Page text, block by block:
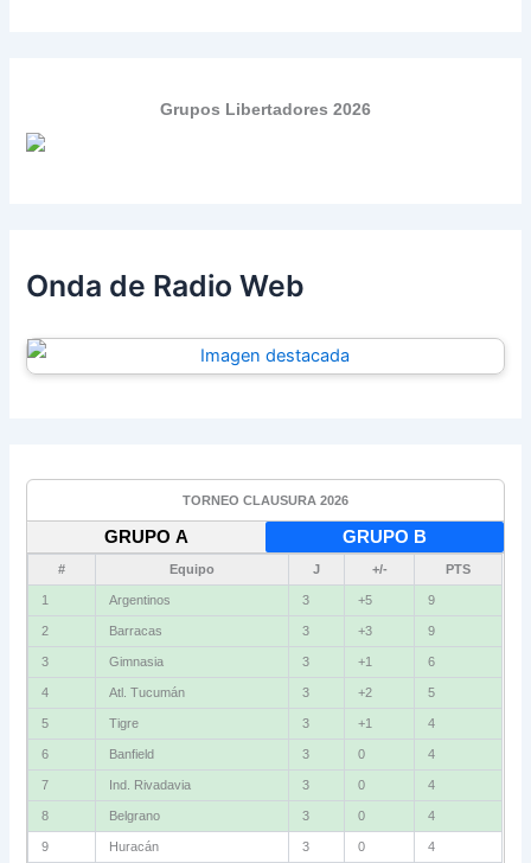
Grupos Libertadores 2026
Onda de Radio Web
TORNEO CLAUSURA 2026
GRUPO A GRUPO B
# Equipo J +/- PTS
1 Argentinos 3 +5 9
2 Barracas 3 +3 9
3 Gimnasia 3 +1 6
4 Atl. Tucumán 3 +2 5
5 Tigre 3 +1 4
6 Banfield 3 0 4
7 Ind. Rivadavia 3 0 4
8 Belgrano 3 0 4
9 Huracán 3 0 4